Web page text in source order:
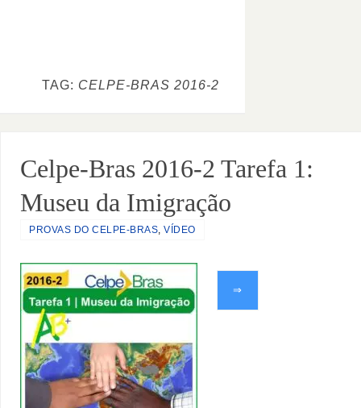
TAG: CELPE-BRAS 2016-2
Celpe-Bras 2016-2 Tarefa 1:
Museu da Imigração
PROVAS DO CELPE-BRAS,VÍDEO
⇒